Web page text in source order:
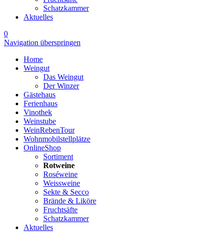
Schatzkammer
Aktuelles
0
Navigation überspringen
Home
Weingut
Das Weingut
Der Winzer
Gästehaus
Ferienhaus
Vinothek
Weinstube
WeinRebenTour
Wohnmobilstellplätze
OnlineShop
Sortiment
Rotweine
Roséweine
Weissweine
Sekte & Secco
Brände & Liköre
Fruchtsäfte
Schatzkammer
Aktuelles